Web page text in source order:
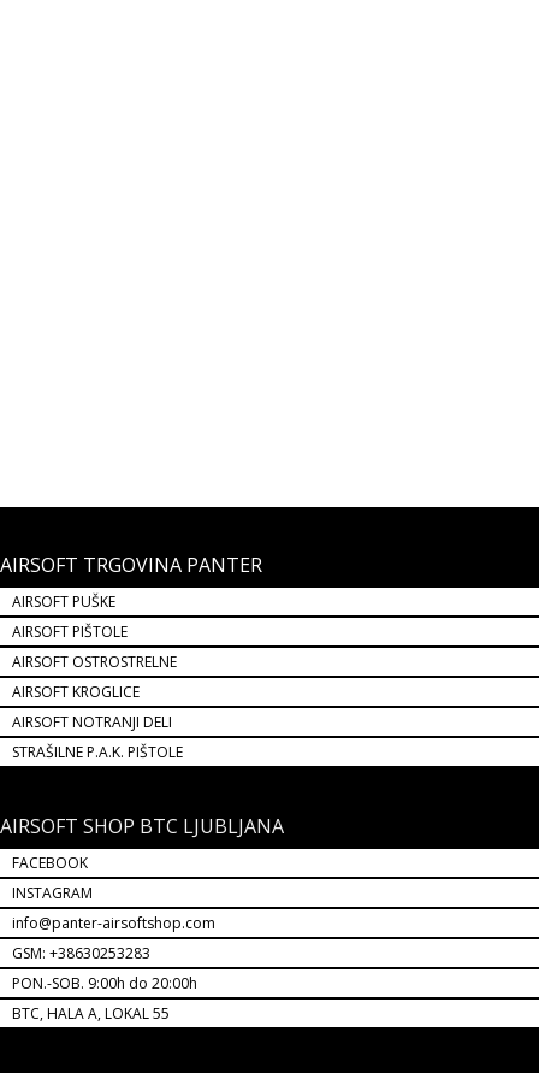
AIRSOFT TRGOVINA PANTER
AIRSOFT PUŠKE
AIRSOFT PIŠTOLE
AIRSOFT OSTROSTRELNE
AIRSOFT KROGLICE
AIRSOFT NOTRANJI DELI
STRAŠILNE P.A.K. PIŠTOLE
AIRSOFT SHOP BTC LJUBLJANA
FACEBOOK
INSTAGRAM
info@panter-airsoftshop.com
GSM: +38630253283
PON.-SOB. 9:00h do 20:00h
BTC, HALA A, LOKAL 55